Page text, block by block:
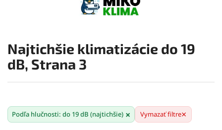
Najtichšie klimatizácie do 19
dB, Strana 3
Podľa hlučnosti: do 19 dB (najtichšie) × Vymazať filtre×